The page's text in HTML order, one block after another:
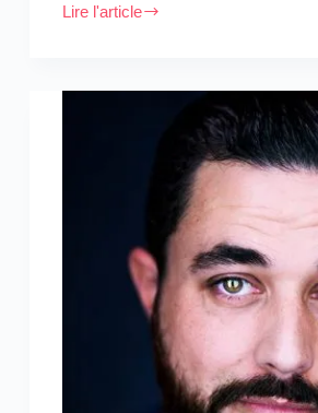
Lire l'article
Chiyon